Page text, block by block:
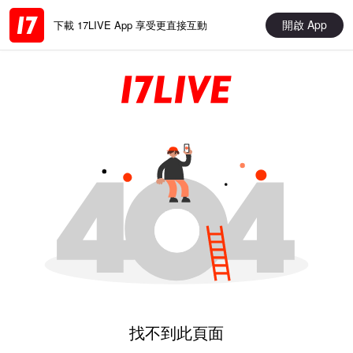
下載 17LIVE App 享受更直接互動 開啟 App
找不到此頁面